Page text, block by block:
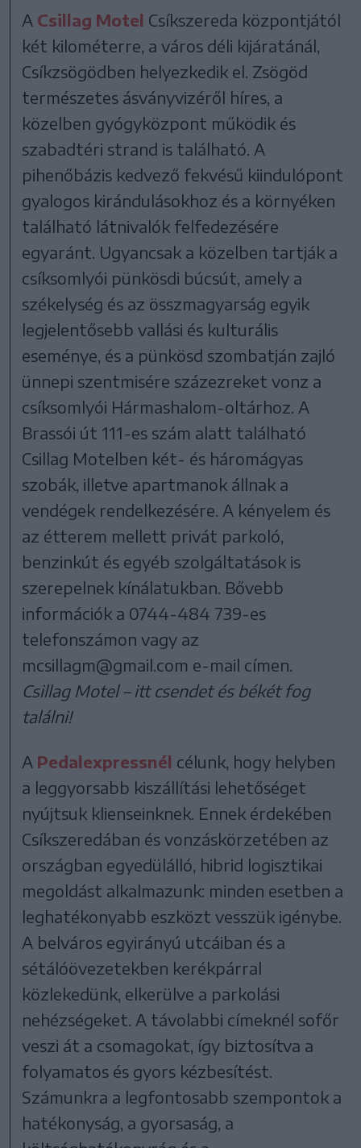
A Csillag Motel Csíkszereda központjától
két kilométerre, a város déli kijáratánál,
Csíkzsögödben helyezkedik el. Zsögöd
természetes ásványvizéről híres, a
közelben gyógyközpont működik és
szabadtéri strand is található. A
pihenőbázis kedvező fekvésű kiindulópont
gyalogos kirándulásokhoz és a környéken
található látnivalók felfedezésére
egyaránt. Ugyancsak a közelben tartják a
csíksomlyói pünkösdi búcsút, amely a
székelység és az összmagyarság egyik
legjelentősebb vallási és kulturális
eseménye, és a pünkösd szombatján zajló
ünnepi szentmisére százezreket vonz a
csíksomlyói Hármashalom-oltárhoz. A
Brassói út 111-es szám alatt található
Csillag Motelben két- és háromágyas
szobák, illetve apartmanok állnak a
vendégek rendelkezésére. A kényelem és
az étterem mellett privát parkoló,
benzinkút és egyéb szolgáltatások is
szerepelnek kínálatukban. Bővebb
információk a 0744-484 739-es
telefonszámon vagy az
mcsillagm@gmail.com e-mail címen.
Csillag Motel – itt csendet és békét fog
találni!
A Pedalexpressnél célunk, hogy helyben
a leggyorsabb kiszállítási lehetőséget
nyújtsuk klienseinknek. Ennek érdekében
Csíkszeredában és vonzáskörzetében az
országban egyedülálló, hibrid logisztikai
megoldást alkalmazunk: minden esetben a
leghatékonyabb eszközt vesszük igénybe.
A belváros egyirányú utcáiban és a
sétálóövezetekben kerékpárral
közlekedünk, elkerülve a parkolási
nehézségeket. A távolabbi címeknél sofőr
veszi át a csomagokat, így biztosítva a
folyamatos és gyors kézbesítést.
Számunkra a legfontosabb szempontok a
hatékonyság, a gyorsaság, a